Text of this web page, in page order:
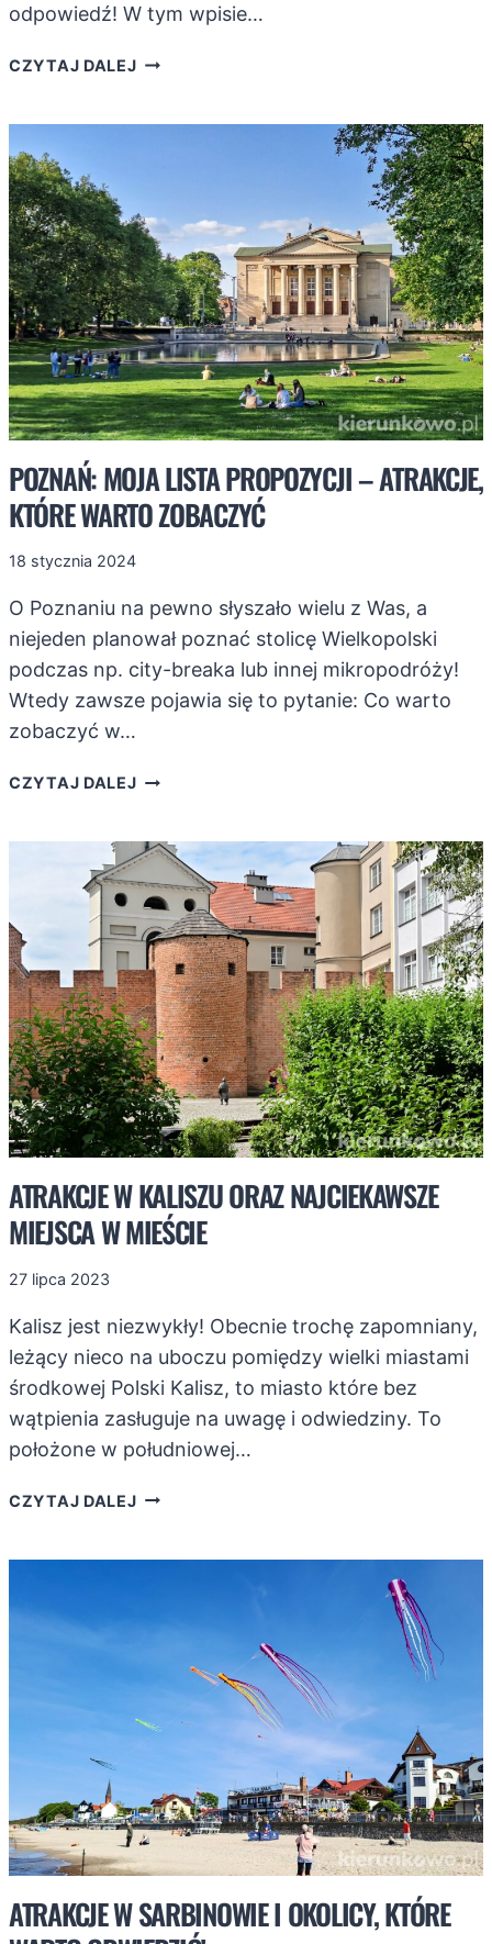
odpowiedź! W tym wpisie…
CZYTAJ DALEJPOZNAŃ:
–
CO
WARTO
ZWIEDZIĆ?
POZNAŃ: MOJA LISTA PROPOZYCJI – ATRAKCJE,
KTÓRE WARTO ZOBACZYĆ
18 stycznia 2024
O Poznaniu na pewno słyszało wielu z Was, a
niejeden planował poznać stolicę Wielkopolski
podczas np. city-breaka lub innej mikropodróży!
Wtedy zawsze pojawia się to pytanie: Co warto
zobaczyć w…
CZYTAJ DALEJPOZNAŃ:
PROPOZYCJI
–
ATRAKCJE,
KTÓRE
WARTO
ZOBACZYĆ
ATRAKCJE W KALISZU ORAZ NAJCIEKAWSZE
MIEJSCA W MIEŚCIE
27 lipca 2023
Kalisz jest niezwykły! Obecnie trochę zapomniany,
leżący nieco na uboczu pomiędzy wielki miastami
środkowej Polski Kalisz, to miasto które bez
wątpienia zasługuje na uwagę i odwiedziny. To
położone w południowej…
CZYTAJ DALEJATRAKCJE
MIEŚCIE
ATRAKCJE W SARBINOWIE I OKOLICY, KTÓRE